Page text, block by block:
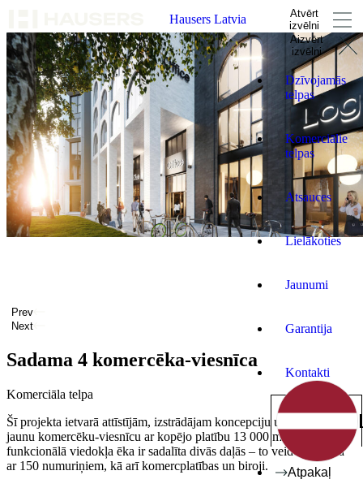
Hausers Latvia
Atvērt
izvēlni
Aizvērt
izvēlni
Dzīvojamās
telpas
Komerciālie
telpas
Atsauces
Lielākoties
Jaunumi
Garantija
Kontakti
Atpakaļ
Prev
Next
Sadama 4 komercēka-viesnīca
Komerciāla telpa
Šī projekta ietvarā attīstījām, izstrādājam koncepciju un projektējām
jaunu komercēku-viesnīcu ar kopējo platību 13 000 m2. No
funkcionālā viedokļa ēka ir sadalīta divās daļās – to veido viesnīca
ar 150 numuriņiem, kā arī komercplatības un biroji.